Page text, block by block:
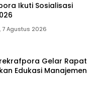
Ikuti Sosialisasi
7 Agustus 2026
Gelar Rapat
Edukasi Manajemen